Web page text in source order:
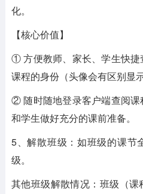
化。
【核心价值】
① 方便教师、家长、学生快
课程的身份（头像会有区别显示
② 随时随地登录客户端查阅
和学生做好充分的课前准备。
5、解散班级：如班级的课节
级。
其他班级解散情况：班级（